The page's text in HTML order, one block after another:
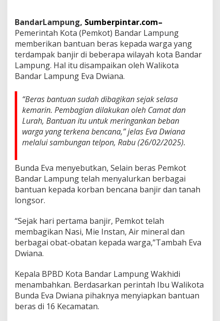
a
r
g
a
T
e
m
p
a
B
a
i
r
BandarLampung, Sumberpintar.com–
Pemerintah Kota (Pemkot) Bandar Lampung
memberikan bantuan beras kepada warga yang
terdampak banjir di beberapa wilayah kota Bandar
Lampung. Hal itu disampaikan oleh Walikota
Bandar Lampung Eva Dwiana.
“Beras bantuan sudah dibagikan sejak selasa
kemarin. Pembagian dilakukan oleh Camat dan
Lurah, Bantuan itu untuk meringankan beban
warga yang terkena bencana,” jelas Eva Dwiana
melalui sambungan telpon, Rabu (26/02/2025).
Bunda Eva menyebutkan, Selain beras Pemkot
Bandar Lampung telah menyalurkan berbagai
bantuan kepada korban bencana banjir dan tanah
longsor.
“Sejak hari pertama banjir, Pemkot telah
membagikan Nasi, Mie Instan, Air mineral dan
berbagai obat-obatan kepada warga,”Tambah Eva
Dwiana.
Kepala BPBD Kota Bandar Lampung Wakhidi
menambahkan. Berdasarkan perintah Ibu Walikota
Bunda Eva Dwiana pihaknya menyiapkan bantuan
beras di 16 Kecamatan.